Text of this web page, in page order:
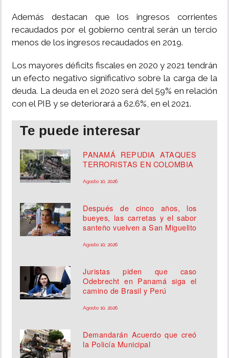
Además destacan que los ingresos corrientes
recaudados por el gobierno central serán un tercio
menos de los ingresos recaudados en 2019.
Los mayores déficits fiscales en 2020 y 2021 tendrán
un efecto negativo significativo sobre la carga de la
deuda. La deuda en el 2020 será del 59% en relación
con el PIB y se deteriorará a 62.6%, en el 2021.
Te puede interesar
PANAMÁ REPUDIA ATAQUES
TERRORISTAS EN COLOMBIA
Agosto 10, 2026
Después de cinco años, los
bueyes, las carretas y el sabor
santeño vuelven a San Miguelito
Agosto 10, 2026
Juristas piden que caso
Odebrecht en Panamá siga el
camino de Brasil y Perú
Agosto 10, 2026
Demandarán Acuerdo que creó
la Policía Municipal